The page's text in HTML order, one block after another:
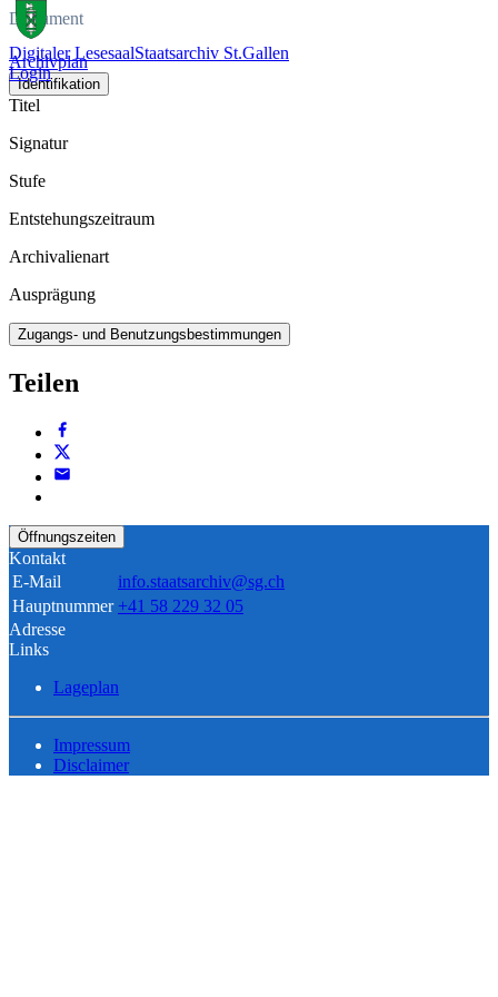
Digitaler LesesaalStaatsarchiv St.Gallen
Login
Dokument
Archivplan
Identifikation
Titel
Signatur
Stufe
Entstehungszeitraum
Archivalienart
Ausprägung
Zugangs- und Benutzungsbestimmungen
Teilen
Öffnungszeiten
Kontakt
E-Mail
info.staatsarchiv@sg.ch
Hauptnummer +41 58 229 32 05
Adresse
Links
Lageplan
Impressum
Disclaimer